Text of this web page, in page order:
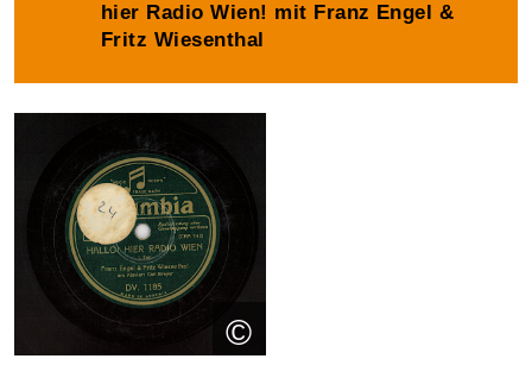
hier Radio Wien! mit Franz Engel &
Fritz Wiesenthal
©